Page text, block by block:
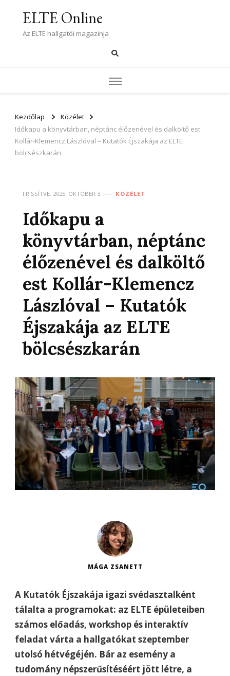
ELTE Online
Az ELTE hallgatói magazinja
Kezdőlap
Közélet
Időkapu a könyvtárban, néptánc élőzenével és dalköltő est
Kollár-Klemencz Lászlóval – Kutatók Éjszakája az ELTE
bölcsészkarán
FRISSÍTVE: 2025. OKTÓBER 3. KÖZÉLET
Időkapu a
könyvtárban, néptánc
élőzenével és dalköltő
est Kollár-Klemencz
Lászlóval – Kutatók
Éjszakája az ELTE
bölcsészkarán
MÁGA ZSANETT
A Kutatók Éjszakája igazi svédasztalként
tálalta a programokat: az ELTE épületeiben
számos előadás, workshop és interaktív
feladat várta a hallgatókat szeptember
utolsó hétvégéjén. Bár az esemény a
tudomány népszerűsítéséért jött létre, a